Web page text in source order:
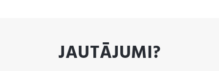
JAUTĀJUMI?